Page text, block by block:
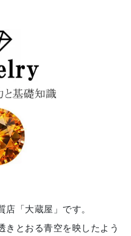
「大蔵屋」です。
きとおる青空を映したよう